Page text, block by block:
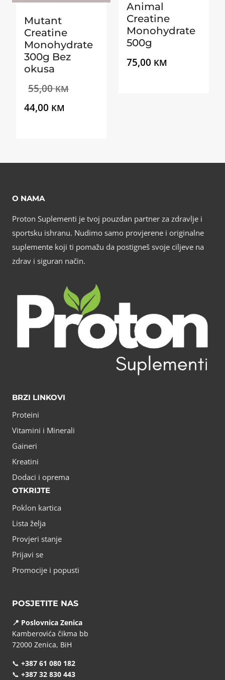
Mutant
Creatine
Monohydrate
300g Bez
okusa
55,00KMIzvorna
55,00 KM.
44,00 KM
44,00 KM.
Animal
Creatine
Monohydrate
500g
75,00 KM
O NAMA
Proton Suplementi je tvoj pouzdan partner za zdravlje i
sportsku ishranu. Nudimo samo provjerene i originalne
suplemente koji ti pomažu da postigneš svoje ciljeve na
zdrav i siguran način.
BRZI LINKOVI
Proteini
Vitamini i Minerali
Gaineri
Kreatini
Dodaci i oprema
OTKRIJTE
Poklon kartica
Lista želja
Provjeri stanje
Prijavi se
Promocije i popusti
POSJETITE NAS
📍 Poslovnica Zenica
Kamberovića čikma bb
72000 Zenica, BiH
📞 +387 61 080 182
📞 +387 32 830 443